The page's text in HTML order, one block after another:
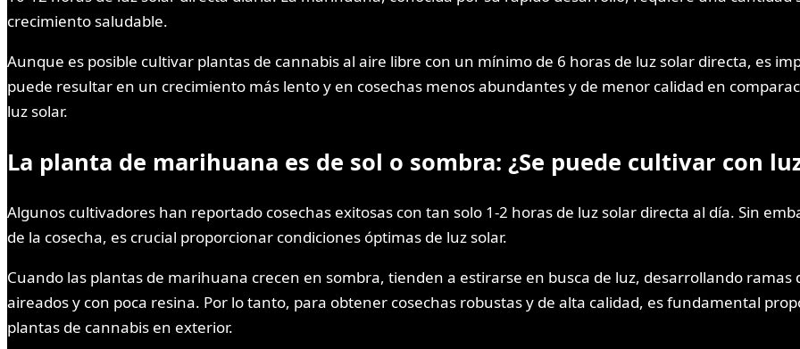
crecimiento saludable.
Aunque es posible cultivar plantas de cannabis al aire libre con un mínimo de 6 horas de luz solar directa, es
puede resultar en un crecimiento más lento y en cosechas menos abundantes y de menor calidad en
luz solar.
La planta de marihuana es de sol o sombra: ¿Se puede cultivar con
Algunos cultivadores han reportado cosechas exitosas con tan solo 1-2 horas de luz solar directa al día. Sin
de la cosecha, es crucial proporcionar condiciones óptimas de luz solar.
Cuando las plantas de marihuana crecen en sombra, tienden a estirarse en busca de luz, desarrollando
aireados y con poca resina. Por lo tanto, para obtener cosechas robustas y de alta calidad, es fundamental
plantas de cannabis en exterior.